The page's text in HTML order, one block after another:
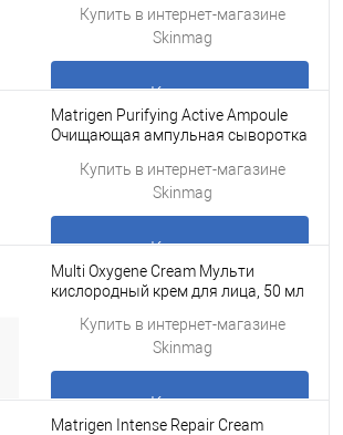
Подробнее
мезороллера /под мезоро
Купить в интернет-магазине
Skinmag
Купить
Подробнее
Matrigen Purifying Active Ampoule
Очищающая ампульная сыворотка
мезороКупить в интернет-магазине
Skinmag
Купить
Подробнее
Multi Oxygene Cream Мульти
кислородный крем для лица, 50 мл
Купить в интернет-магазине
Skinmag
Купить
Matrigen Intense Repair Cream